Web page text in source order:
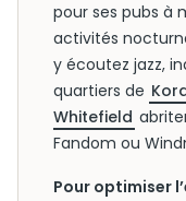
pour ses pubs à
activités
y écoutez jazz,
quartiers de
Whitefield
Fandom ou
Pour optimiser